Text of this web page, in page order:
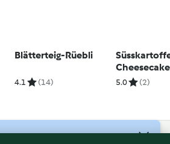
Blätterteig-Rüebli
4.1 (14)
Cheesecake
5.0 (2)